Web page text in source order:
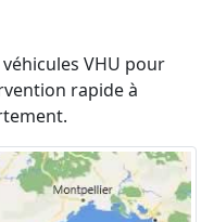
VHU pour
rapide à